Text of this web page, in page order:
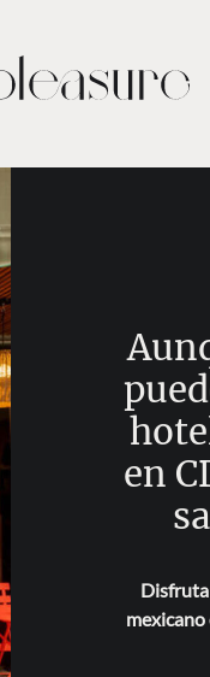
en
Disfruta
mexicano